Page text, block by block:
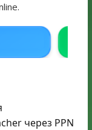
GTA 5
через PPN